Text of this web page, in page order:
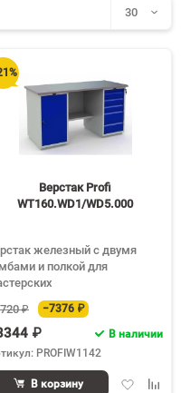
30
60
90
Верстак Profi
WT160.WD1/WD5.000
железный с двумя
и полкой для
₽
−7376 ₽
₽
В наличии
PROFIW1142
Добавить
В корзину